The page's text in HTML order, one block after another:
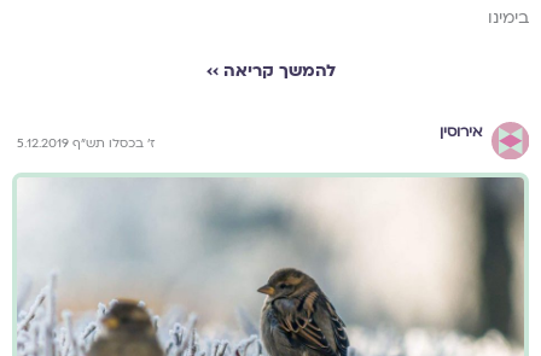
בימינו
להמשך קריאה ››
אירוסין
ז' בכסלו תש"ף 5.12.2019